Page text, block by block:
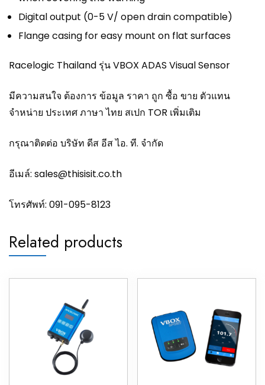
Digital output (0-5 V/ open drain compatible)
Flange casing for easy mount on flat surfaces
Racelogic Thailand รุ่น VBOX ADAS Visual Sensor
มีความสนใจ ต้องการ ข้อมูล ราคา ถูก ซื้อ ขาย ตัวแทน
จำหน่าย ประเทศ ภาษา ไทย สเปก TOR เพิ่มเติม
กรุณาติดต่อ บริษัท ดีส อีส ไอ. ที. จำกัด
อีเมล์: sales@thisisit.co.th
โทรศัพท์: 091-095-8123
Related products